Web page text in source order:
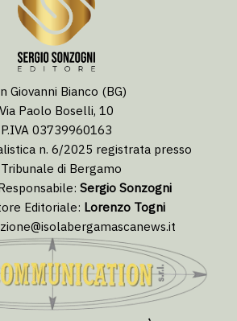
Giovanni Bianco (BG)
Via Paolo Boselli, 10
P.IVA 03739960163
n. 6/2025 registrata presso
di Bergamo
Sergio Sonzogni
Editoriale: Lorenzo Togni